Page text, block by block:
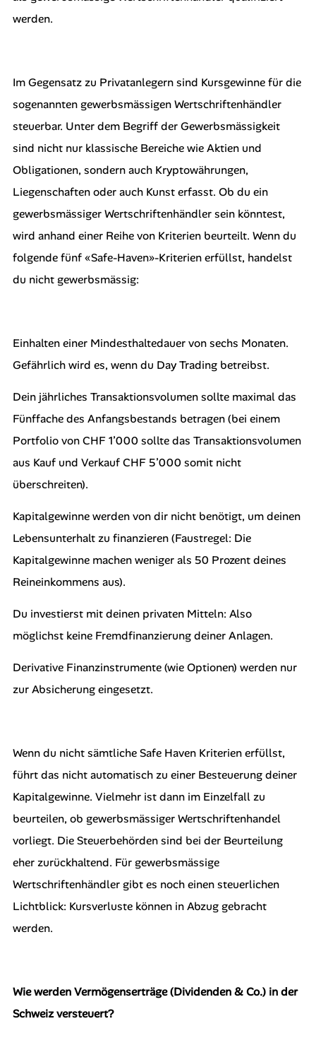
werden.
Im Gegensatz zu Privatanlegern sind Kursgewinne für die
sogenannten gewerbsmässigen Wertschriftenhändler
steuerbar. Unter dem Begriff der Gewerbsmässigkeit
sind nicht nur klassische Bereiche wie Aktien und
Obligationen, sondern auch Kryptowährungen,
Liegenschaften oder auch Kunst erfasst. Ob du ein
gewerbsmässiger Wertschriftenhändler sein könntest,
wird anhand einer Reihe von Kriterien beurteilt. Wenn du
folgende fünf «Safe-Haven»-Kriterien erfüllst, handelst
du nicht gewerbsmässig:
Einhalten einer Mindesthaltedauer von sechs Monaten.
Gefährlich wird es, wenn du Day Trading betreibst.
Dein jährliches Transaktionsvolumen sollte maximal das
Fünffache des Anfangsbestands betragen (bei einem
Portfolio von CHF 1’000 sollte das Transaktionsvolumen
aus Kauf und Verkauf CHF 5’000 somit nicht
überschreiten).
Kapitalgewinne werden von dir nicht benötigt, um deinen
Lebensunterhalt zu finanzieren (Faustregel: Die
Kapitalgewinne machen weniger als 50 Prozent deines
Reineinkommens aus).
Du investierst mit deinen privaten Mitteln: Also
möglichst keine Fremdfinanzierung deiner Anlagen.
Derivative Finanzinstrumente (wie Optionen) werden nur
zur Absicherung eingesetzt.
Wenn du nicht sämtliche Safe Haven Kriterien erfüllst,
führt das nicht automatisch zu einer Besteuerung deiner
Kapitalgewinne. Vielmehr ist dann im Einzelfall zu
beurteilen, ob gewerbsmässiger Wertschriftenhandel
vorliegt. Die Steuerbehörden sind bei der Beurteilung
eher zurückhaltend. Für gewerbsmässige
Wertschriftenhändler gibt es noch einen steuerlichen
Lichtblick: Kursverluste können in Abzug gebracht
werden.
Wie werden Vermögenserträge (Dividenden & Co.) in der
Schweiz versteuert?